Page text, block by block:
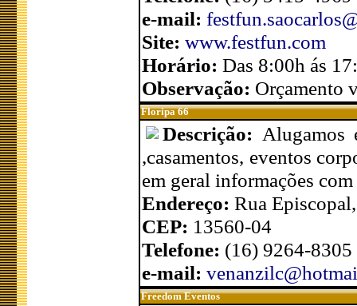
e-mail:
Site: www.festfun.com
Horário: Das 8:00h ás
Observação: Orçamento
Floripa 66
Descrição: Alugamos
,casamentos, eventos
em geral informações
Endereço: Rua
CEP: 13560-04
Telefone: (16) 9264-
e-mail:
Freedom Eventos